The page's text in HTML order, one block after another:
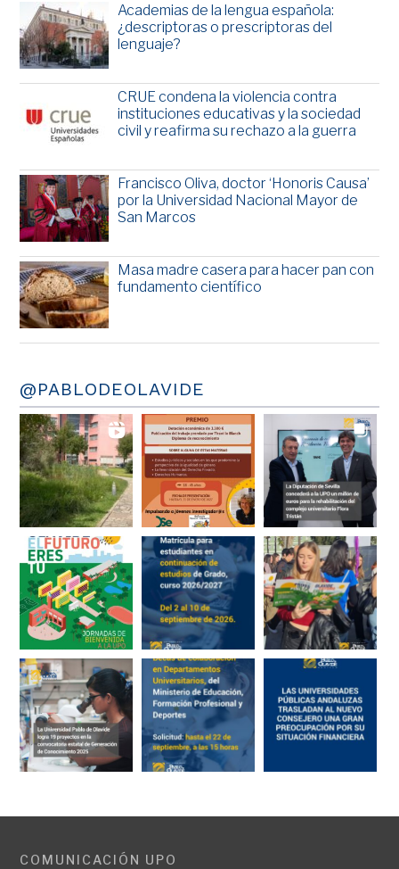
Academias de la lengua española:
¿descriptoras o prescriptoras del
lenguaje?
CRUE condena la violencia contra
instituciones educativas y la sociedad
civil y reafirma su rechazo a la guerra
Francisco Oliva, doctor ‘Honoris Causa’
por la Universidad Nacional Mayor de
San Marcos
Masa madre casera para hacer pan con
fundamento científico
@PABLODEOLAVIDE
COMUNICACIÓN UPO